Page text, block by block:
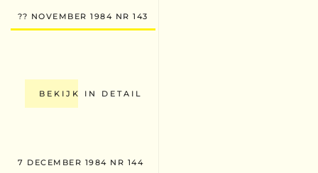
?? NOVEMBER 1984 NR 143
BEKIJK IN DETAIL
7 DECEMBER 1984 NR 144